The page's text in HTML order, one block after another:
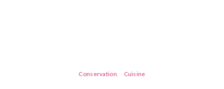
Conservation Cuisine